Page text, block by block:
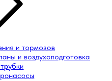
и тормозов
и воздухоподготовка